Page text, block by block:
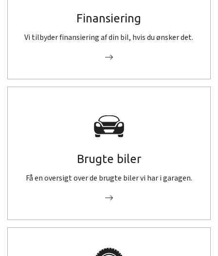
Finansiering
Vi tilbyder finansiering af din bil, hvis du ønsker det.
Brugte biler
Få en oversigt over de brugte biler vi har i garagen.